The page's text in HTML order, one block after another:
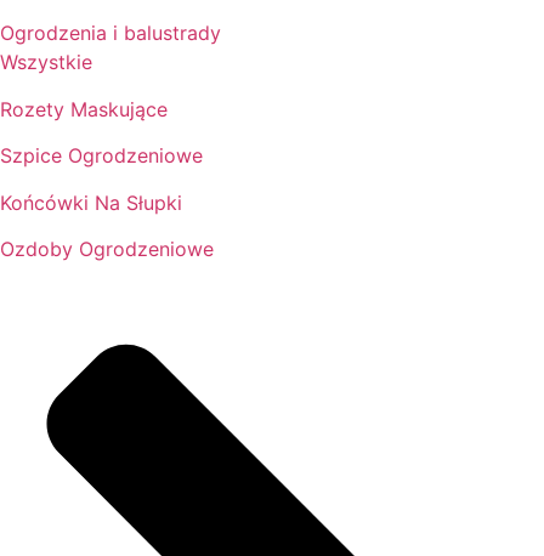
Ogrodzenia i balustrady
Wszystkie
Rozety Maskujące
Szpice Ogrodzeniowe
Końcówki Na Słupki
Ozdoby Ogrodzeniowe